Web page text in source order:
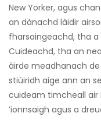
New Yorker, agus
an dànachd làidir
fharsaingeachd, tha
Cuideachd, tha an
àirde meadhanach de
stiùiridh aige ann an
cuideam timcheall air
’ionnsaigh agus a